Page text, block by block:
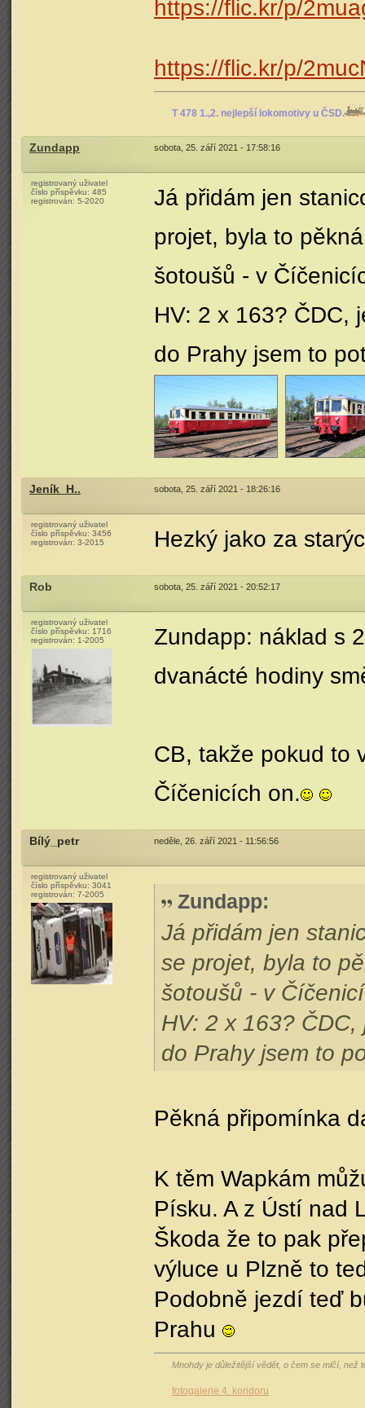
https://flic.kr/p/
https://flic.kr/p/
T 478 1.,2. nejlepší lokomotivy u ČSD.
Zundapp sobota, 25. září 2021 - 17:58:16
registrovaný uživatel
číslo příspěvku: 485
registrován: 5-2020
Já přidám jen
projet, byla to
šotoušů - v
HV: 2 x 163? ČDC,
do Prahy jsem to
Jeník_H.. sobota, 25. září 2021 - 18:26:16
registrovaný uživatel
číslo příspěvku: 3456
registrován: 3-2015 Hezký jako za
Rob sobota, 25. září 2021 - 20:52:17
registrovaný uživatel
číslo příspěvku: 1716
registrován: 1-2005
Zundapp: náklad s
dvanácté hodiny
CB, takže pokud to
Číčenicích on.
Bílý_petr neděle, 26. září 2021 - 11:56:56
registrovaný uživatel
číslo příspěvku: 3041
registrován: 7-2005 Zundapp:
Já přidám jen
se projet, byla to
šotoušů - v
HV: 2 x 163?
do Prahy jsem to
Pěkná připomínka
K těm Wapkám
Písku. A z Ústí nad
Škoda že to pak
výluce u Plzně to
Podobně jezdí teď
Prahu
Mnohdy je důležitější vědět, o čem se mlčí, než
fotogalerie 4. koridoru